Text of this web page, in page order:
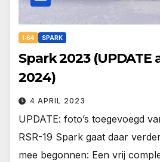
1:64 SPARK
Spark 2023
2024)
4 APRIL 2023
UPDATE: foto’s toegevoegd
RSR-19 Spark gaat daar
mee begonnen: Een vrij